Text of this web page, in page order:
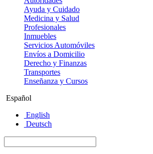
Ayuda y Cuidado
Medicina y Salud
Profesionales
Inmuebles
Servicios Automóviles
Envíos a Domicilio
Derecho y Finanzas
Transportes
Enseñanza y Cursos
Español
English
Deutsch